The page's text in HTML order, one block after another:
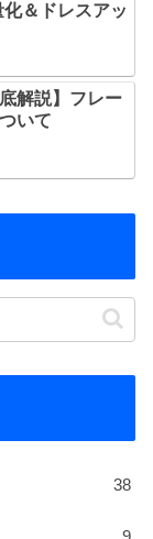
＆ドレスアッ
解説】フレー
いて
38